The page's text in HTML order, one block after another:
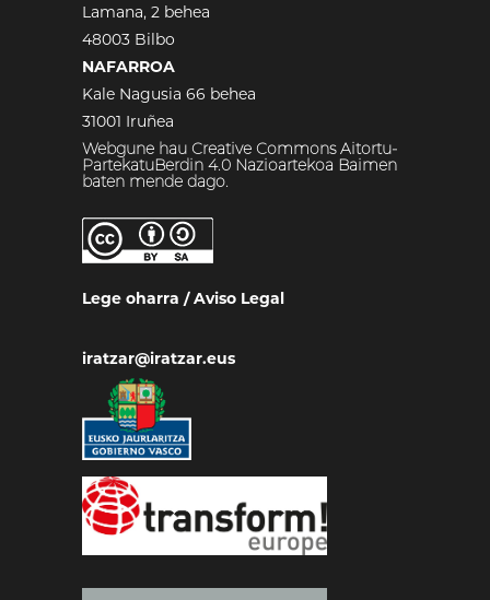
Lamana, 2 behea
48003 Bilbo
NAFARROA
Kale Nagusia 66 behea
31001 Iruñea
Webgune hau Creative Commons Aitortu-
PartekatuBerdin 4.0 Nazioartekoa Baimen
baten mende dago.
Lege oharra /Aviso Legal
iratzar@iratzar.eus